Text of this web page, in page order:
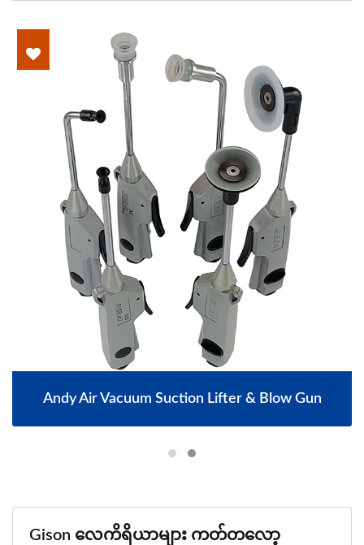
Andy Air Vacuum Suction Lifter & Blow Gun
Gison လေကိရိယာများ ကတ်တလော့